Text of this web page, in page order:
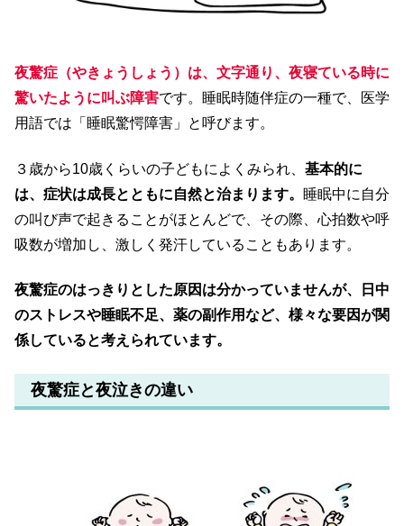
夜驚症（やきょうしょう）は、文字通り、夜寝ている時に
驚いたように叫ぶ障害です。睡眠時随伴症の一種で、医学
用語では「睡眠驚愕障害」と呼びます。
３歳から10歳くらいの子どもによくみられ、 基本的に
は、症状は成長とともに自然と治まります。 睡眠中に自分
の叫び声で起きることがほとんどで、その際、心拍数や呼
吸数が増加し、激しく発汗していることもあります。
夜驚症のはっきりとした原因は分かっていませんが、日中
のストレスや睡眠不足、薬の副作用など、様々な要因が関
係していると考えられています。
夜驚症と夜泣きの違い